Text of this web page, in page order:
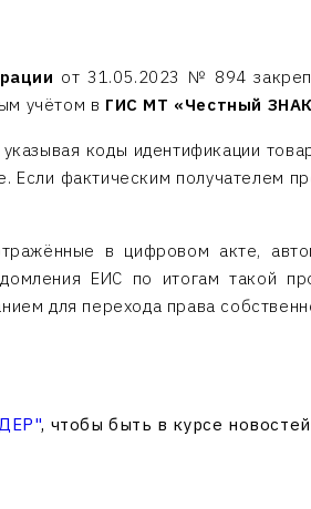
от 31.05.2023 № 894
учётом в ГИС МТ «Честный
коды идентификации
Если фактическим получателем
в цифровом акте,
ЕИС по итогам такой
для перехода права
, чтобы быть в курсе